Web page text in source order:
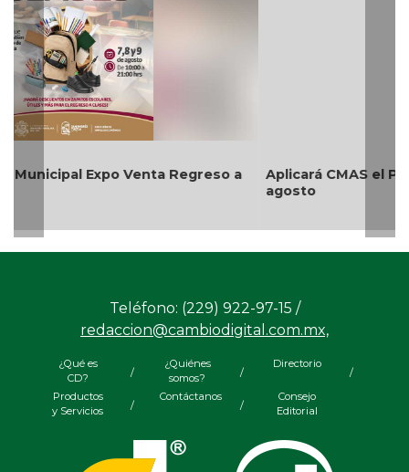
Aplicará CMAS el Programa de Tandeo durante
Teléfono: (229) 922-97-15 /
redaccion@cambiodigital.com.mx,
¿Qué es
CD?
/
¿Quiénes
somos?
/
Directorio
/
Productos
y Servicios
/
Contáctanos
/
Consejo
Editorial